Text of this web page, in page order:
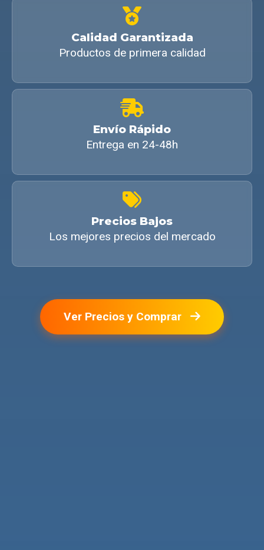
Calidad Garantizada
Productos de primera calidad
Envío Rápido
Entrega en 24-48h
Precios Bajos
Los mejores precios del mercado
Ver Precios y Comprar